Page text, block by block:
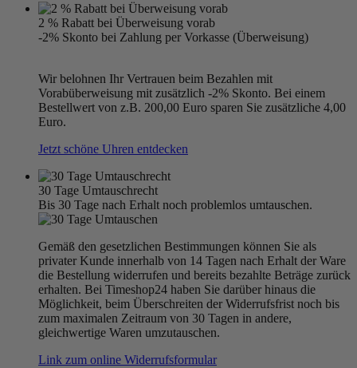
2 % Rabatt bei Überweisung vorab
-2% Skonto bei Zahlung per Vorkasse (Überweisung)
Wir belohnen Ihr Vertrauen beim Bezahlen mit
Vorabüberweisung mit zusätzlich -2% Skonto. Bei einem
Bestellwert von z.B. 200,00 Euro sparen Sie zusätzliche 4,00
Euro.
Jetzt schöne Uhren entdecken
30 Tage Umtauschrecht
Bis 30 Tage nach Erhalt noch problemlos umtauschen.
Gemäß den gesetzlichen Bestimmungen können Sie als
privater Kunde innerhalb von 14 Tagen nach Erhalt der Ware
die Bestellung widerrufen und bereits bezahlte Beträge zurück
erhalten. Bei Timeshop24 haben Sie darüber hinaus die
Möglichkeit, beim Überschreiten der Widerrufsfrist noch bis
zum maximalen Zeitraum von 30 Tagen in andere,
gleichwertige Waren umzutauschen.
Link zum online Widerrufsformular